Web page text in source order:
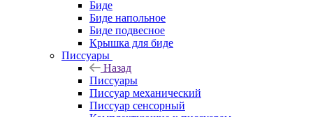
Биде
Биде напольное
Биде подвесное
Крышка для биде
Писсуары
Назад
Писсуары
Писсуар механический
Писсуар сенсорный